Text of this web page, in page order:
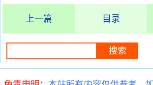
上一篇 目录